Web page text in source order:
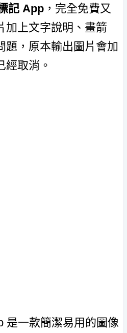
記 App ，完全免費又
加上文字說明、畫箭
題，原本輸出圖片會加
經取消。
是一款簡潔易用的圖像